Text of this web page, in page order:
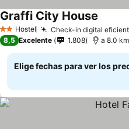
2 Estrellas
Hostel Check-in digital
Graffi City House
8,5 Excelente 1.808 a 8.0
Elige fechas para ver los